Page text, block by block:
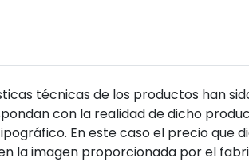
técnicas de los productos han
con la realidad de dicho
En este caso el precio
la imagen proporcionada por el